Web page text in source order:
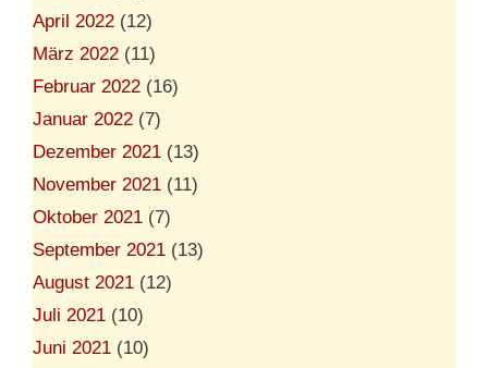
April 2022 (12)
März 2022 (11)
Februar 2022 (16)
Januar 2022 (7)
Dezember 2021 (13)
November 2021 (11)
Oktober 2021 (7)
September 2021 (13)
August 2021 (12)
Juli 2021 (10)
Juni 2021 (10)